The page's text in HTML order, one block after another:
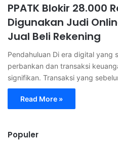
PPATK Blokir 28.000
Digunakan Judi
Jual Beli Rekening
Pendahuluan Di era digital yang
perbankan dan transaksi
signifikan. Transaksi yang
Read More »
Populer